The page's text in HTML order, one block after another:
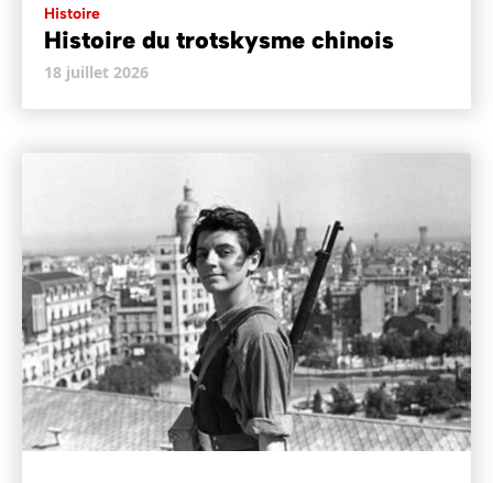
Histoire
Histoire du trotskysme chinois
18 juillet 2026